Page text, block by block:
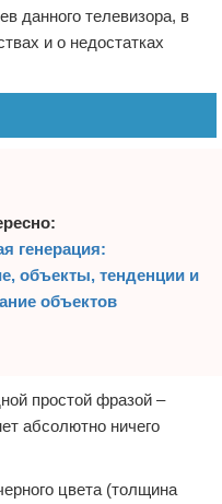
данного телевизора, в
и о недостатках
генерация:
объекты, тенденции и
объектов
простой фразой –
абсолютно ничего
цвета (толщина